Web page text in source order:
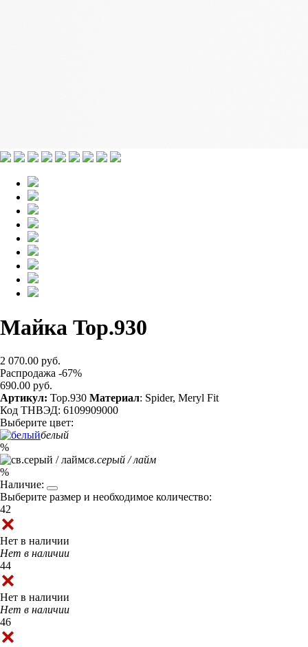
Майка Top.930
2 070.00 руб.
Распродажа -67%
690.00 руб.
Артикул: Top.930 Материал: Spider, Meryl Fit
Код ТНВЭД: 6109909000
Выберите цвет:
белый
%
св.серый / лайм
%
Наличие:
Выберите размер и необходимое количество:
42
Нет в наличии
Нет в наличии
44
Нет в наличии
Нет в наличии
46